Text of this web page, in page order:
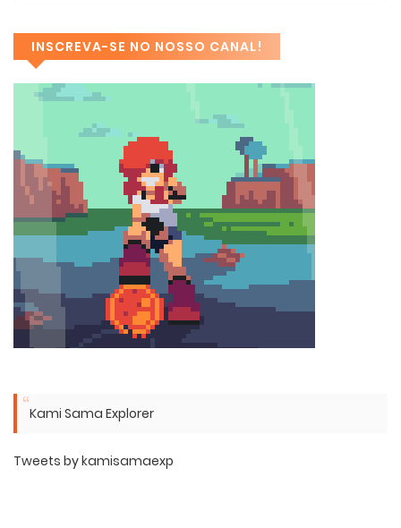
INSCREVA-SE NO NOSSO CANAL!
Kami Sama Explorer
Tweets by kamisamaexp